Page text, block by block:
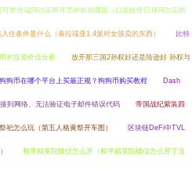
可梦传说阿尔宙斯月亮伊布在哪抓（口袋妖怪日月阿尔宙斯
住条件是什么（泰拉瑞亚1.4派对女孩卖的东西） 比特
的投资价值分析 放开那三国2孙权好还是陆逊好 孙权与
狗狗币在哪个平台上买最正规？狗狗币购买教程 Dash
到网络、无法验证电子邮件错误代码 帝国战纪紫装四
祀怎么玩（第五人格黄祭开车图） 区块链DeFi中TVL
和平精英陀螺仪怎么开（和平精英陀螺仪怎么开了没